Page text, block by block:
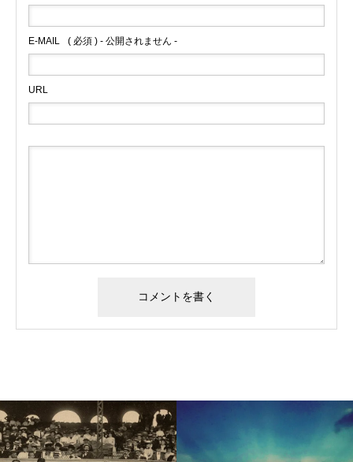
E-MAIL ( 必須 ) - 公開されません -
URL